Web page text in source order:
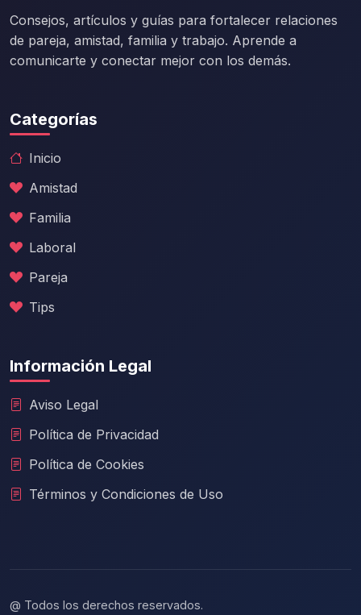
Consejos, artículos y guías para fortalecer relaciones
de pareja, amistad, familia y trabajo. Aprende a
comunicarte y conectar mejor con los demás.
Categorías
Inicio
Amistad
Familia
Laboral
Pareja
Tips
Información Legal
Aviso Legal
Política de Privacidad
Política de Cookies
Términos y Condiciones de Uso
@ Todos los derechos reservados.